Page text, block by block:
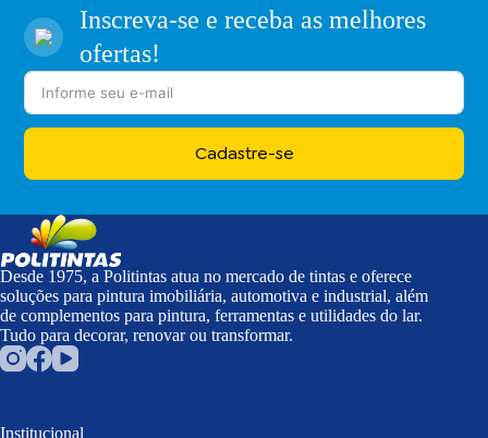
Inscreva-se e receba as melhores
ofertas!
Cadastre-se
Desde 1975, a Politintas atua no mercado de tintas e oferece
soluções para pintura imobiliária, automotiva e industrial, além
de complementos para pintura, ferramentas e utilidades do lar.
Tudo para decorar, renovar ou transformar.
Institucional